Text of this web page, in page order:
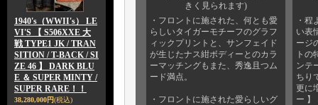
1940's（WWII's） LE
VI'S 【 S506XXE 大
戦 TYPE1 JK / TRAN
SITION / T-BACK / SI
ZE 46 】 DARK BLU
E ＆ SUPER MINTY /
SUPER RARE！！
38,280,000円(税込)
きく見られます)
・フロントに施された、何とも愛
らしいタイガーモチーフのグラフ
ィックプリントと、サンフェイド
が生じたナス紺ボディーとのカラ
ーマッチングもまた、秀逸且つム
ード満点。
・フロントに施された愛らしいグ
・程
い表
ージ
トの
ンテ
ちり
更に
ー 】